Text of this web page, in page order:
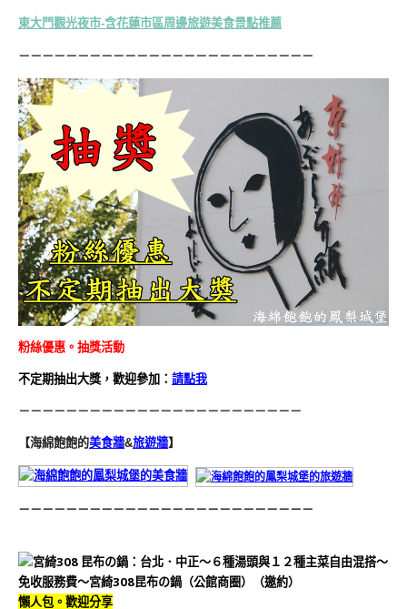
東大門觀光夜市-含花蓮市區周邊旅遊美食景點推薦
－－－－－－－－－－－－－－－－－－－－－－－－－
粉絲優惠。抽獎活動
不定期抽出大獎，歡迎參加： 請點我
－－－－－－－－－－－－－－－－－－－－－－－－
【海綿飽飽的美食牆&旅遊牆】
－－－－－－－－－－－－－－－－－－－－－－－－－
懶人包。歡迎分享